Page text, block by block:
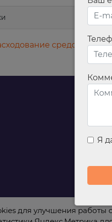
посредств
Я
для улучшения работы